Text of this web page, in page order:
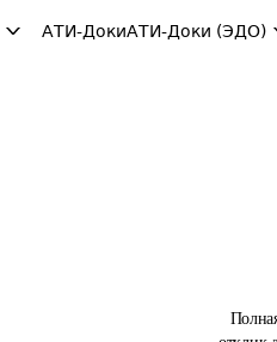
АТИ-ДокиАТИ-Доки (ЭДО)